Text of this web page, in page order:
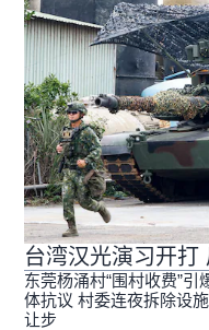
东莞杨涌村“围村收费”引
体抗议 村委连夜拆除设
让步